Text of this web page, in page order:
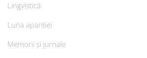
Lingvistică
Luna apariției
Memorii și jurnale